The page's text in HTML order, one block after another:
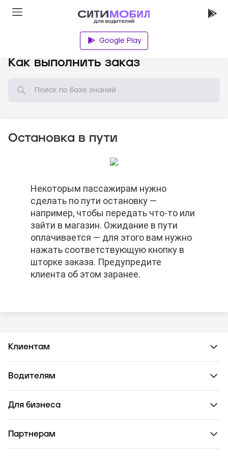
Google Play
Как выполнить заказ
Остановка в пути
Некоторым пассажирам нужно
сделать по пути остановку —
например, чтобы передать что-то или
зайти в магазин. Ожидание в пути
оплачивается — для этого вам нужно
нажать соответствующую кнопку в
шторке заказа. Предупредите
клиента об этом заранее.
Некоторым пассажирам нужно
сделать по пути остановку —
например, чтобы передать что-то или
зайти в магазин. Ожидание в пути
оплачивается — для этого вам нужно
нажать соответствующую кнопку в
шторке заказа. Предупредите
клиента об этом заранее.
Некоторым пассажирам нужно
сделать по пути остановку —
например, чтобы передать что-то или
зайти в магазин. Ожидание в пути
оплачивается — для этого вам нужно
нажать соответствующую кнопку в
шторке заказа. Предупредите
клиента об этом заранее.
Клиентам
Водителям
Для бизнеса
Партнерам